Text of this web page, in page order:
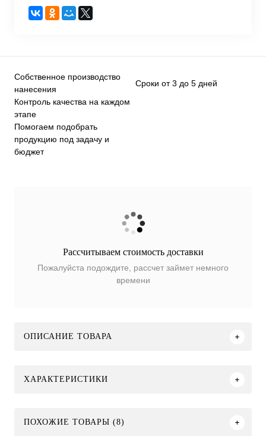
Собственное производство
нанесения
Сроки от 3 до 5 дней
Контроль качества на каждом
этапе
Помогаем подобрать
продукцию под задачу и
бюджет
Рассчитываем стоимость доставки
Пожалуйста подождите, рассчет займет немного
времени
ОПИСАНИЕ ТОВАРА
ХАРАКТЕРИСТИКИ
ПОХОЖИЕ ТОВАРЫ (8)